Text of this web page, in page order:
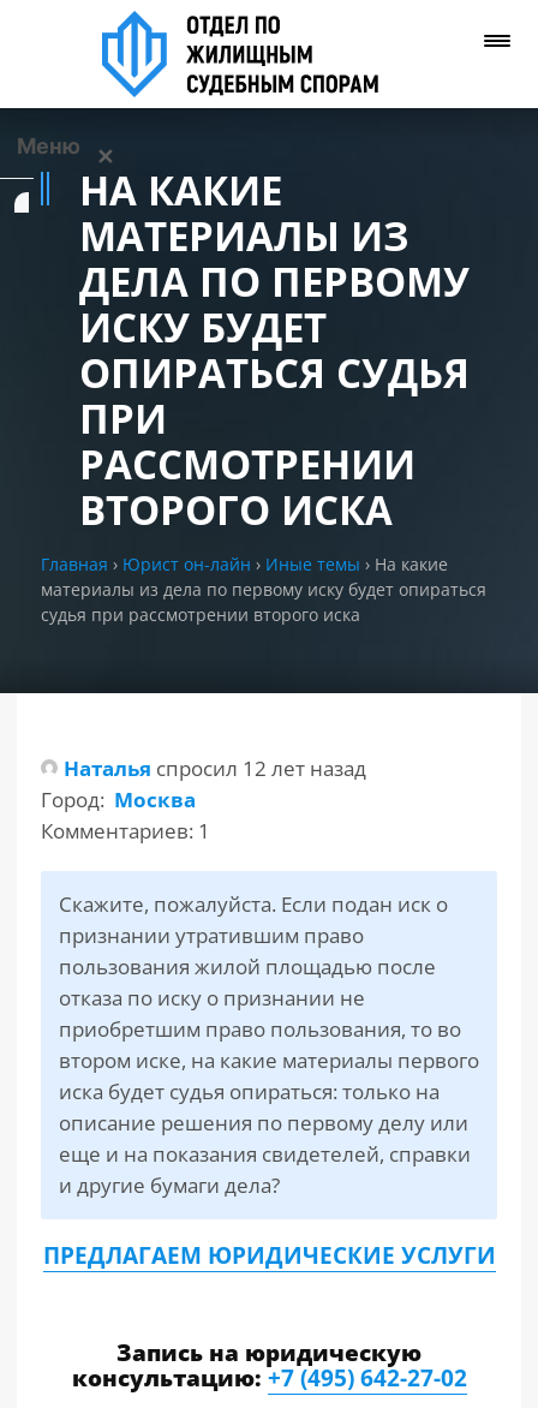
Меню ✕
Задать вопрос
Позвонить нам
РАЗДЕЛЫ
САЙТА
НА КАКИЕ
МАТЕРИАЛЫ ИЗ
ДЕЛА ПО ПЕРВОМУ
ИСКУ БУДЕТ
ОПИРАТЬСЯ СУДЬЯ
ПРИ
РАССМОТРЕНИИ
ВТОРОГО ИСКА
Главная › Юрист он-лайн › Иные темы › На какие
материалы из дела по первому иску будет опираться
судья при рассмотрении второго иска
Наталья спросил 12 лет назад
Город: Москва
Комментариев: 1
Скажите, пожалуйста. Если подан иск о
признании утратившим право
пользования жилой площадью после
отказа по иску о признании не
приобретшим право пользования, то во
втором иске, на какие материалы первого
иска будет судья опираться: только на
описание решения по первому делу или
еще и на показания свидетелей, справки
и другие бумаги дела?
ПРЕДЛАГАЕМ ЮРИДИЧЕСКИЕ УСЛУГИ
Запись на юридическую
консультацию:+7 (495) 642-27-02